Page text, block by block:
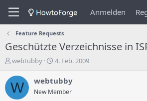
Anmelden
Feature Requests
Geschützte Verzeichnisse in
E
s
t
e
webtubby
E
s
e
4. Feb. 2009
W webtubby
New Member